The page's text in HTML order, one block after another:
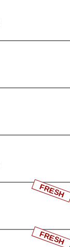
FRESH
FRESH